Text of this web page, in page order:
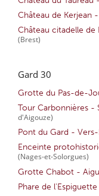
Château de Kerjean
Château citadelle
(Brest)
Gard 30
Grotte du Pas-de-
Tour Carbonnières -
d'Aigouze)
Pont du Gard -
Enceinte
(Nages-et-Solorgues)
Grotte Chabot -
Phare de